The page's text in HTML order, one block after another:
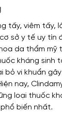
tấy, viêm tấy,
sở y tế uy tín
da thẩm mỹ
kháng sinh
bỏ vi khuẩn
nay,
loại thuốc
biến nhất.